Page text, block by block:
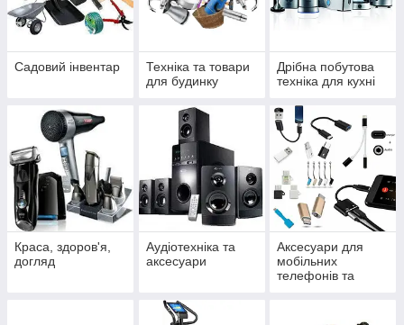
Садовий інвентар
Техніка та товари
для будинку
Дрібна побутова
техніка для кухні
Краса, здоров'я,
догляд
Аудіотехніка та
аксесуари
Аксесуари для
мобільних
телефонів та